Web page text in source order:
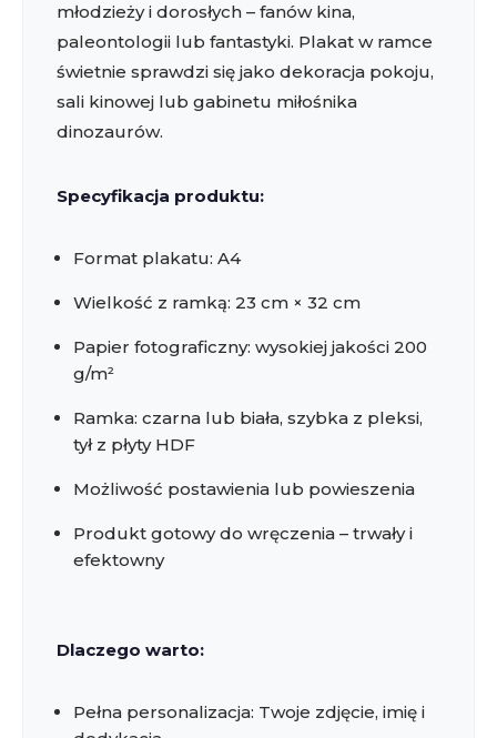
młodzieży i dorosłych – fanów kina,
paleontologii lub fantastyki. Plakat w ramce
świetnie sprawdzi się jako dekoracja pokoju,
sali kinowej lub gabinetu miłośnika
dinozaurów.
Specyfikacja produktu:
Format plakatu: A4
Wielkość z ramką: 23 cm × 32 cm
Papier fotograficzny: wysokiej jakości 200
g/m²
Ramka: czarna lub biała, szybka z pleksi,
tył z płyty HDF
Możliwość postawienia lub powieszenia
Produkt gotowy do wręczenia – trwały i
efektowny
Dlaczego warto:
Pełna personalizacja: Twoje zdjęcie, imię i